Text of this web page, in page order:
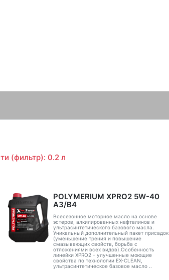
(фильтр): 0.2 л
POLYMERIUM XPRO2 5W-40
A3/B4
Всесезонное моторное масло на основе
эстеров, алкилированных нафталинов и
ультрасинтетического базового масла.
Уникальный дополнительный пакет присадок
(уменьшение трения и повышение
смазывающих свойств, борьба с
отложениями всех видов).Особенность
линейки XPRO2 - улучшенные моющие
свойства по технологии EX-CLEAN,
ультрасинтетическое базовое масло ..